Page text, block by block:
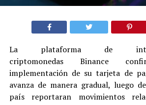
La plataforma de
criptomonedas Binance
implementación de su tarjeta de
avanza de manera gradual, luego
país reportaran movimientos